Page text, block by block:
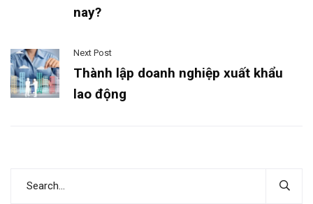
nay?
Next Post
Thành lập doanh nghiệp xuất khẩu
lao động